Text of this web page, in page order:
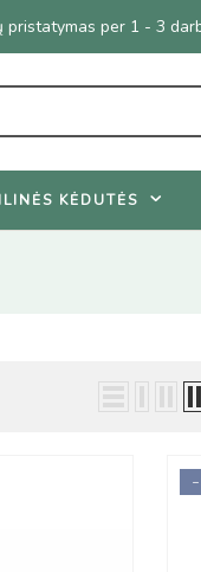
Geriausi vasaros
KĖDUTĖS